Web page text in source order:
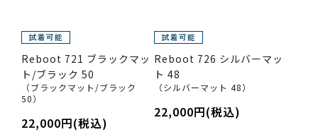
Reboot 721 ブラックマッ
ト/ブラック 50
（ブラックマット/ブラック
50）
22,000円(税込)
Reboot 726 シルバーマッ
ト 48
（シルバーマット 48）
22,000円(税込)